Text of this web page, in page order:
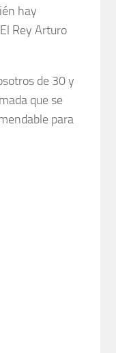
hay
Rey Arturo
de 30 y
que se
para